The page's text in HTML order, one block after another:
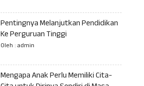
Pentingnya Melanjutkan Pendidikan
Ke Perguruan Tinggi
Oleh : admin
Mengapa Anak Perlu Memiliki Cita-